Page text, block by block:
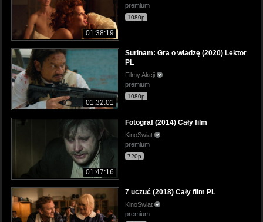
01:38:19
premium
1080p
01:32:01
Surinam: Gra o władzę (2020) Lektor
PL
Filmy Akcji
premium
1080p
01:47:16
Fotograf (2014) Cały film
KinoSwiat
premium
720p
7 uczuć (2018) Cały film PL
KinoSwiat
premium